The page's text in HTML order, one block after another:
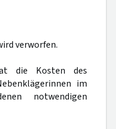
verworfen.
die Kosten des
im
notwendigen